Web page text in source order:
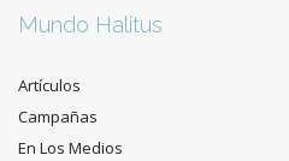
Mundo Halitus
Artículos
Campañas
En Los Medios